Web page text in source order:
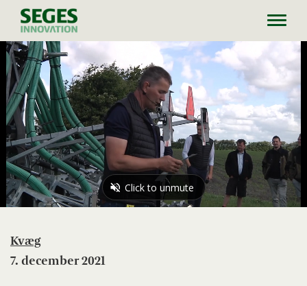
Kvæg
7. december 2021